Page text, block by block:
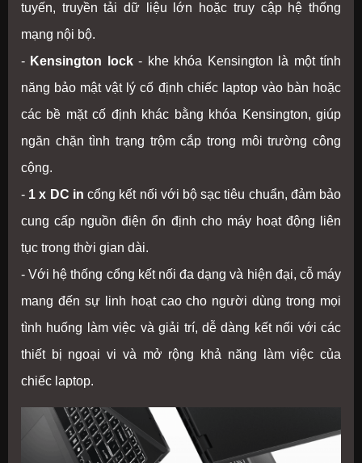
tuyến, truyền tải dữ liệu lớn hoặc truy cập hệ thống
mạng nội bộ.
- Kensington lock- khe khóa Kensington là một tính
năng bảo mật vật lý cố định chiếc laptop vào bàn hoặc
các bề mặt cố định khác bằng khóa Kensington, giúp
ngăn chặn tình trạng trộm cắp trong môi trường công
cộng.
- 1 x DC in cổng kết nối với bộ sạc tiêu chuẩn, đảm bảo
cung cấp nguồn điện ổn định cho máy hoạt động liên
tục trong thời gian dài.
- Với hệ thống cổng kết nối đa dạng và hiện đại, cỗ máy
mang đến sự linh hoạt cao cho người dùng trong mọi
tình huống làm việc và giải trí, dễ dàng kết nối với các
thiết bị ngoại vi và mở rộng khả năng làm việc của
chiếc laptop.